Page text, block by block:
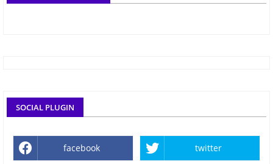
SOCIAL PLUGIN
facebook twitter